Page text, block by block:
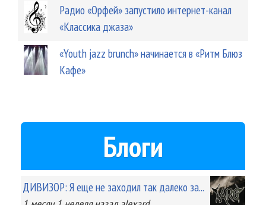
Радио «Орфей» запустило интернет-канал
«Классика джаза»
«Youth jazz brunch» начинается в «Ритм Блюз
Кафе»
Блоги
ДИВИЗОР: Я еще не заходил так далеко за...